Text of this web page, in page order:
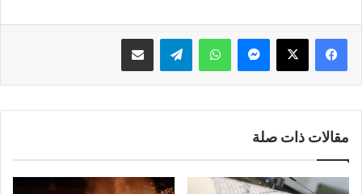
فيسبوك ‫X ماسنجر واتساب تيلقرام مشاركة عبر البريد
مقالات ذات صلة